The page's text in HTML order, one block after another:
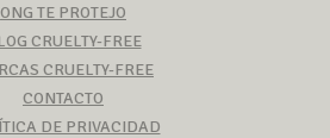
ONG TE PROTEJO
CRUELTY-FREE
CRUELTY-FREE
CONTACTO
DE PRIVACIDAD